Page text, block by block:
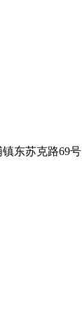
东苏克路69号